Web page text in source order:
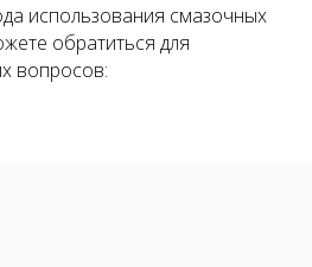
использования смазочных
обратиться для
вопросов: